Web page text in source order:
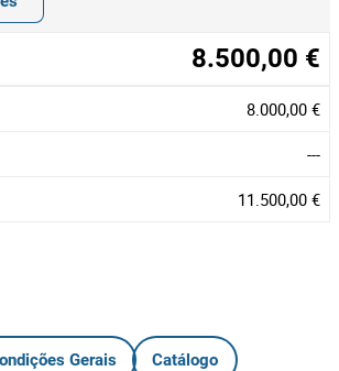
8.500,00 €
8.000,00 €
---
11.500,00 €
Gerais Catálogo